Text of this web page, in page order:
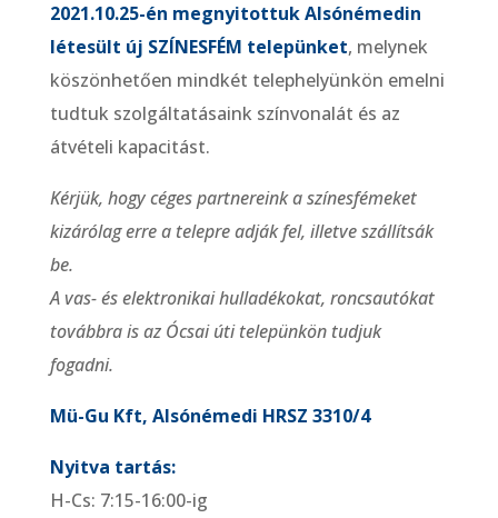
2021.10.25-én megnyitottuk Alsónémedin
létesült új SZÍNESFÉM telepünket, melynek
köszönhetően mindkét telephelyünkön emelni
tudtuk szolgáltatásaink színvonalát és az
átvételi kapacitást.
Kérjük, hogy céges partnereink a színesfémeket
kizárólag erre a telepre adják fel, illetve szállítsák
be.
A vas- és elektronikai hulladékokat, roncsautókat
továbbra is az Ócsai úti telepünkön tudjuk
fogadni.
Mü-Gu Kft, Alsónémedi HRSZ 3310/4
Nyitva tartás:
H-Cs: 7:15-16:00-ig